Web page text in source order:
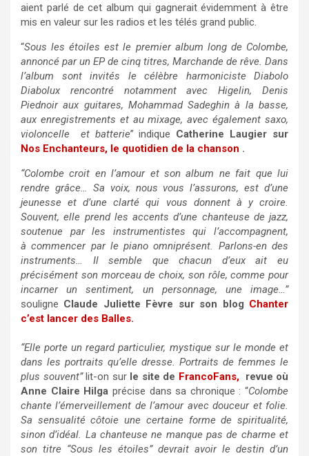
aient parlé de cet album qui gagnerait évidemment à être
mis en valeur sur les radios et les télés grand public.
“Sous les étoiles est le premier album long de Colombe,
annoncé par un EP de cinq titres, Marchande de rêve. Dans
l’album sont invités le célèbre harmoniciste Diabolo
Diabolux rencontré notamment avec Higelin, Denis
Piednoir aux guitares, Mohammad Sadeghin à la basse,
aux enregistrements et au mixage, avec également saxo,
violoncelle et batterie” indique Catherine Laugier sur
Nos Enchanteurs, le quotidien de la chanson .
“Colombe croit en l’amour et son album ne fait que lui
rendre grâce… Sa voix, nous vous l’assurons, est d’une
jeunesse et d’une clarté qui vous donnent à y croire.
Souvent, elle prend les accents d’une chanteuse de jazz,
soutenue par les instrumentistes qui l’accompagnent,
à commencer par le piano omniprésent. Parlons-en des
instruments… Il semble que chacun d’eux ait eu
précisément son morceau de choix, son rôle, comme pour
incarner un sentiment, un personnage, une image…”
souligne Claude Juliette Fèvre sur son blog Chanter
c’est lancer des Balles.
“Elle porte un regard particulier, mystique sur le monde et
dans les portraits qu’elle dresse. Portraits de femmes le
plus souvent”lit-on sur le site de FrancoFans, revue où
Anne Claire Hilga précise dans sa chronique : “Colombe
chante l’émerveillement de l’amour avec douceur et folie.
Sa sensualité côtoie une certaine forme de spiritualité,
sinon d’idéal. La chanteuse ne manque pas de charme et
son titre “Sous les étoiles” devrait avoir le destin d’un